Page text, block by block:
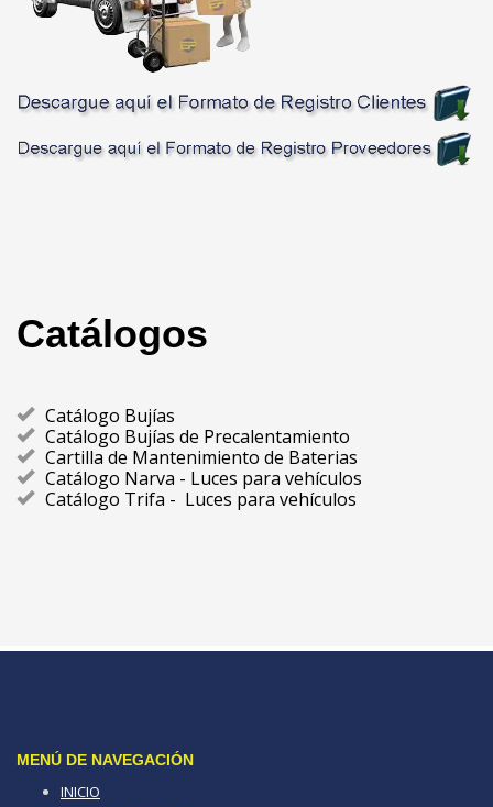
Catálogos
Catálogo Bujías
Catálogo Bujías de Precalentamiento
Cartilla de Mantenimiento de Baterias
Catálogo Narva - Luces para vehículos
Catálogo Trifa - Luces para vehículos
MENÚ DE NAVEGACIÓN
INICIO